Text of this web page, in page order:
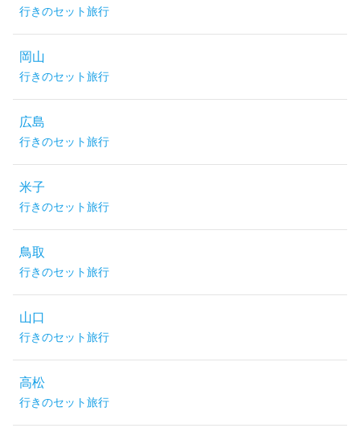
行きのセット旅行
岡山
行きのセット旅行
広島
行きのセット旅行
米子
行きのセット旅行
鳥取
行きのセット旅行
山口
行きのセット旅行
高松
行きのセット旅行